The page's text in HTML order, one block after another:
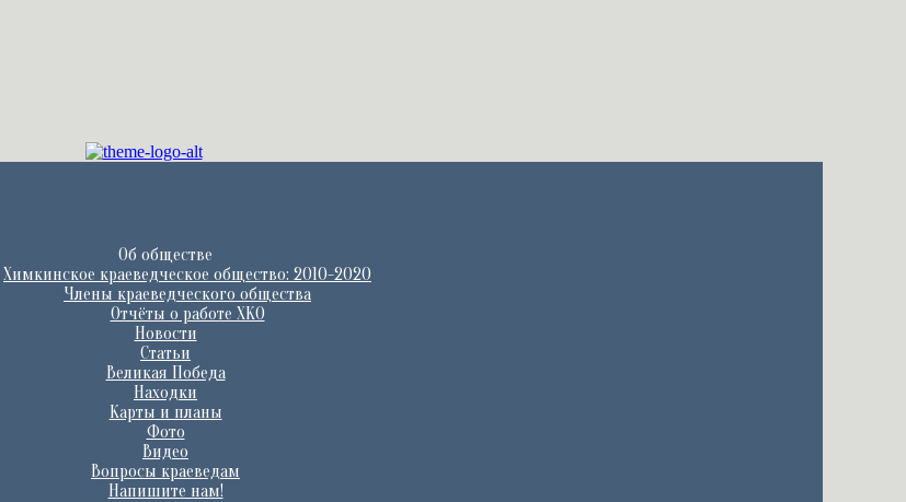
Об обществе
Химкинское краеведческое общество: 2010-2020
Члены краеведческого общества
Отчёты о работе ХКО
Новости
Статьи
Великая Победа
Находки
Карты и планы
Фото
Видео
Вопросы краеведам
Напишите нам!